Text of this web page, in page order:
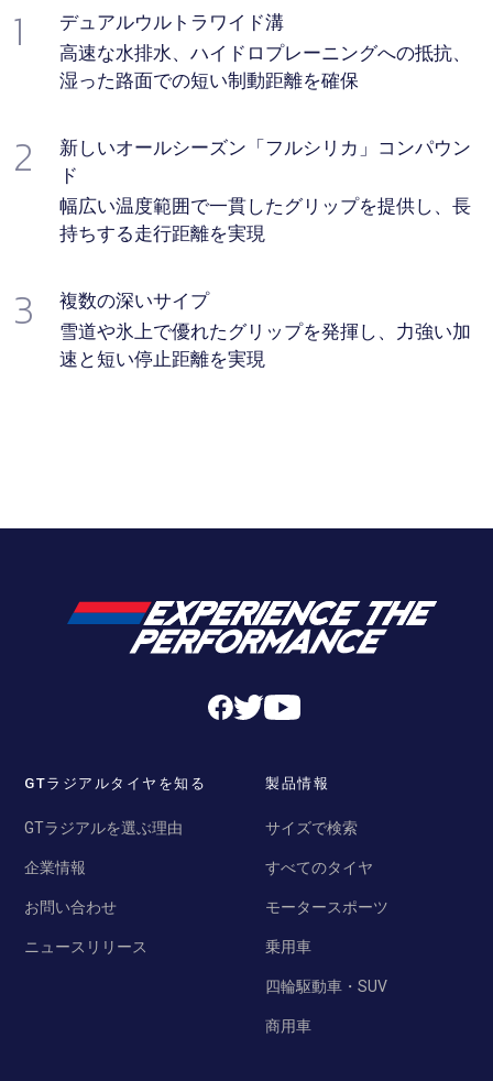
1
デュアルウルトラワイド溝
高速な水排水、ハイドロプレーニングへの抵抗、
湿った路面での短い制動距離を確保
2
新しいオールシーズン「フルシリカ」コンパウン
ド
幅広い温度範囲で一貫したグリップを提供し、長
持ちする走行距離を実現
3
複数の深いサイプ
雪道や氷上で優れたグリップを発揮し、力強い加
速と短い停止距離を実現
GTラジアルタイヤを知る
GTラジアルを選ぶ理由
企業情報
お問い合わせ
ニュースリリース
製品情報
サイズで検索
すべてのタイヤ
モータースポーツ
乗用車
四輪駆動車・SUV
商用車